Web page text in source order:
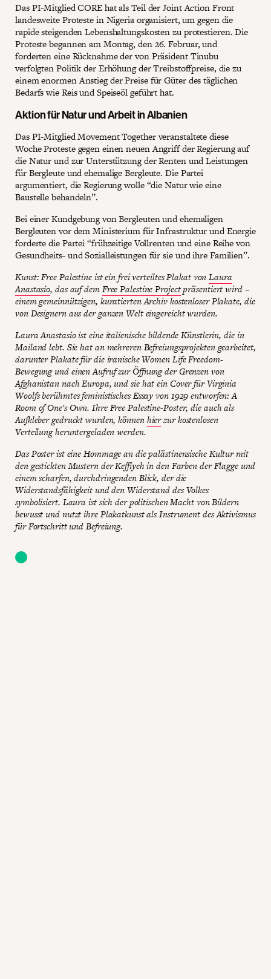
Das PI-Mitglied CORE hat als Teil der Joint Action Front
landesweite Proteste in Nigeria organisiert, um gegen die
rapide steigenden Lebenshaltungskosten zu protestieren. Die
Proteste begannen am Montag, den 26. Februar, und
forderten eine Rücknahme der von Präsident Tinubu
verfolgten Politik der Erhöhung der Treibstoffpreise, die zu
einem enormen Anstieg der Preise für Güter des täglichen
Bedarfs wie Reis und Speiseöl geführt hat.
Aktion für Natur und Arbeit in Albanien
Das PI-Mitglied Movement Together veranstaltete diese
Woche Proteste gegen einen neuen Angriff der Regierung auf
die Natur und zur Unterstützung der Renten und Leistungen
für Bergleute und ehemalige Bergleute. Die Partei
argumentiert, die Regierung wolle “die Natur wie eine
Baustelle behandeln”.
Bei einer Kundgebung von Bergleuten und ehemaligen
Bergleuten vor dem Ministerium für Infrastruktur und Energie
forderte die Partei “frühzeitige Vollrenten und eine Reihe von
Gesundheits- und Sozialleistungen für sie und ihre Familien”.
Kunst: Free Palestine ist ein frei verteiltes Plakat vonLaura
Anastasio, das auf demFree Palestine Projectpräsentiert wird –
einem gemeinnützigen, kuratierten Archiv kostenloser Plakate, die
von Designern aus der ganzen Welt eingereicht wurden.
Laura Anastasio ist eine italienische bildende Künstlerin, die in
Mailand lebt. Sie hat an mehreren Befreiungsprojekten gearbeitet,
darunter Plakate für die iranische Women Life Freedom-
Bewegung und einen Aufruf zur Öffnung der Grenzen von
Afghanistan nach Europa, und sie hat ein Cover für Virginia
Woolfs berühmtes feministisches Essay von 1929 entworfen: A
Room of One's Own. Ihre Free Palestine-Poster, die auch als
Aufkleber gedruckt wurden, könnenhierzur kostenlosen
Verteilung heruntergeladen werden.
Das Poster ist eine Hommage an die palästinensische Kultur mit
den gestickten Mustern der Keffiyeh in den Farben der Flagge und
einem scharfen, durchdringenden Blick, der die
Widerstandsfähigkeit und den Widerstand des Volkes
symbolisiert. Laura ist sich der politischen Macht von Bildern
bewusst und nutzt ihre Plakatkunst als Instrument des Aktivismus
für Fortschritt und Befreiung.